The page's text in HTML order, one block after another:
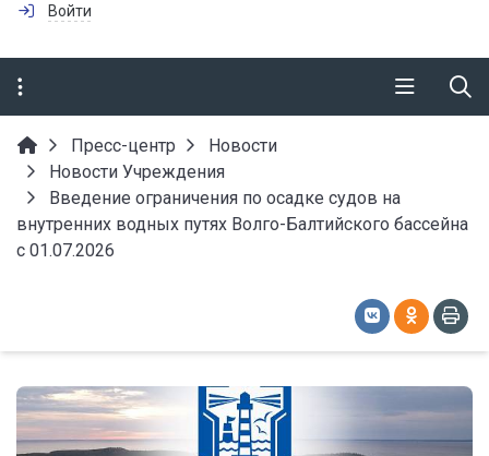
Войти
Пресс-центр
Новости
Новости Учреждения
Введение ограничения по осадке судов на
внутренних водных путях Волго-Балтийского бассейна
с 01.07.2026